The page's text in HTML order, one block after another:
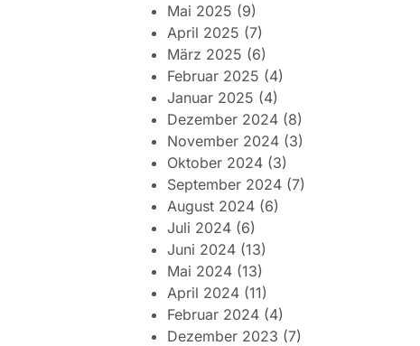
Mai 2025 (9)
April 2025 (7)
März 2025 (6)
Februar 2025 (4)
Januar 2025 (4)
Dezember 2024 (8)
November 2024 (3)
Oktober 2024 (3)
September 2024 (7)
August 2024 (6)
Juli 2024 (6)
Juni 2024 (13)
Mai 2024 (13)
April 2024 (11)
Februar 2024 (4)
Dezember 2023 (7)